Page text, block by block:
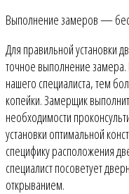
Выполнение замеров —
Для правильной установки
точное выполнение замера.
нашего специалиста, тем
копейки. Замерщик
необходимости
установки оптимальной
специфику расположения
специалист посоветует
открыванием.